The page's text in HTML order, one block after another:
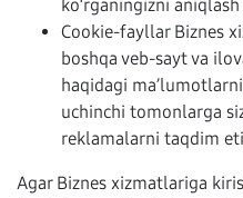
ko‘rganingizni
Cookie-fayllar Biznes
boshqa veb-sayt va
haqidagi
uchinchi tomonlarga
reklamalarni taqdim
Agar Biznes xizmatlariga